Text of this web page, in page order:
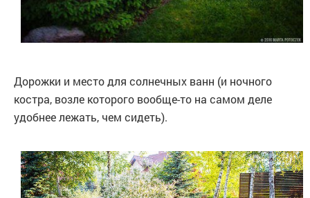
Дорожки и место для солнечных ванн (и ночного
костра, возле которого вообще-то на самом деле
удобнее лежать, чем сидеть).